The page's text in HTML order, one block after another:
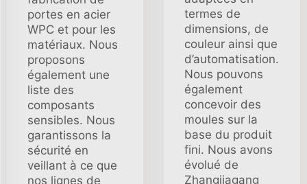
portes en acier
WPC et pour les
matériaux. Nous
proposons
également une
liste des
composants
sensibles. Nous
garantissons la
sécurité en
veillant à ce que
nos lignes de
termes de
dimensions, de
couleur ainsi que
d’automatisation.
Nous pouvons
également
concevoir des
moules sur la
base du produit
fini. Nous avons
évolué de
Zhangjiagang